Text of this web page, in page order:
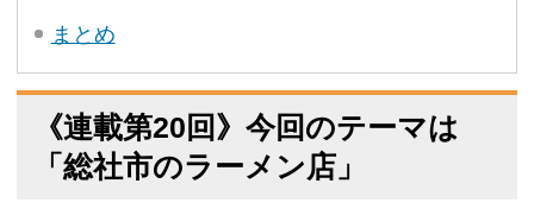
まとめ
《連載第20回》今回のテーマは
「総社市のラーメン店」